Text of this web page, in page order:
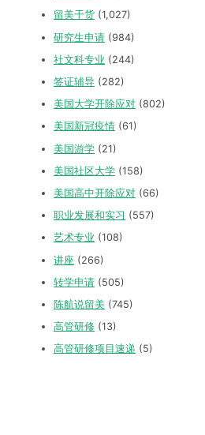
留美干货 (1,027)
研究生申请 (984)
社文科专业 (244)
签证辅导 (282)
美国大学开除应对 (802)
美国新冠疫情 (61)
美国游学 (21)
美国社区大学 (158)
美国高中开除应对 (66)
职业发展和实习 (557)
艺术专业 (108)
讲座 (266)
转学申请 (505)
陈航说留美 (745)
高管研修 (13)
高管研修项目速递 (5)